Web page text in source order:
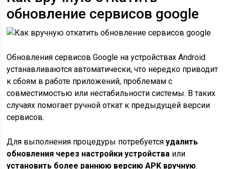
обновление сервисов google
Обновления сервисов Google на устройствах Android
устанавливаются автоматически, что нередко приводит
к сбоям в работе приложений, проблемам с
совместимостью или нестабильности системы. В таких
случаях помогает ручной откат к предыдущей версии
сервисов.
Для выполнения процедуры потребуетсяудалить
обновления через настройки устройства или
установить более раннюю версию APK вручную.